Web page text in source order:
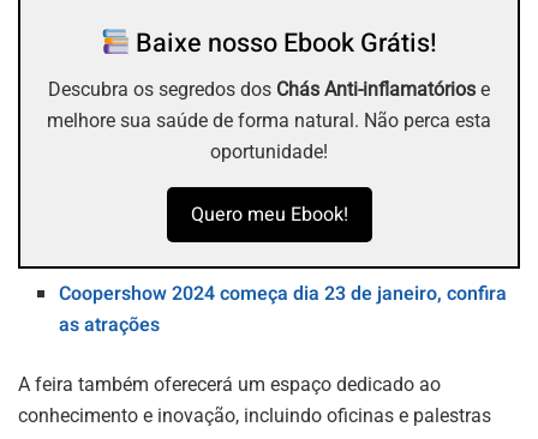
Baixe nosso Ebook Grátis!
Descubra os segredos dos Chás Anti-inflamatórios e
melhore sua saúde de forma natural. Não perca esta
oportunidade!
Quero meu Ebook!
Coopershow 2024 começa dia 23 de janeiro, confira
as atrações
A feira também oferecerá um espaço dedicado ao
conhecimento e inovação, incluindo oficinas e palestras